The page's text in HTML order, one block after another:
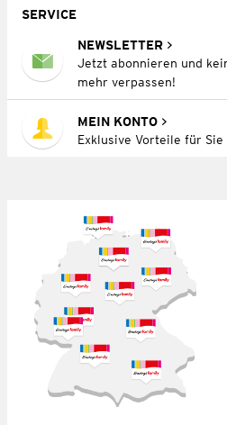
SERVICE
NEWSLETTER
Jetzt abonnieren und
mehr verpassen!
MEIN KONTO
Exklusive Vorteile für Sie